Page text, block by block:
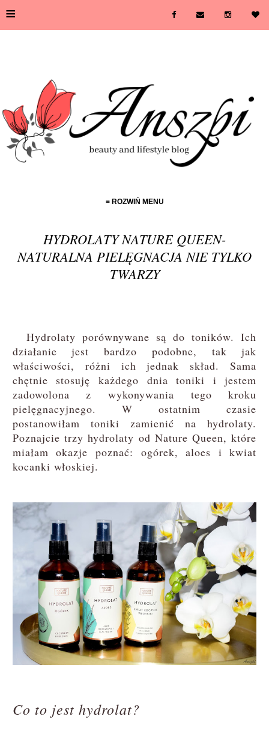
≡
≡ ROZWIŃ MENU
HYDROLATY NATURE QUEEN-
NATURALNA PIELĘGNACJA NIE TYLKO
TWARZY
Hydrolaty porównywane są do toników. Ich
działanie jest bardzo podobne, tak jak
właściwości, różni ich jednak skład. Sama
chętnie stosuję każdego dnia toniki i jestem
zadowolona z wykonywania tego kroku
pielęgnacyjnego. W ostatnim czasie
postanowiłam toniki zamienić na hydrolaty.
Poznajcie trzy hydrolaty od Nature Queen, które
miałam okazje poznać: ogórek, aloes i kwiat
kocanki włoskiej.
Co to jest hydrolat?